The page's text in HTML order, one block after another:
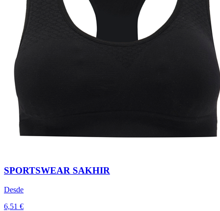
SPORTSWEAR SAKHIR
Desde
6,51 €